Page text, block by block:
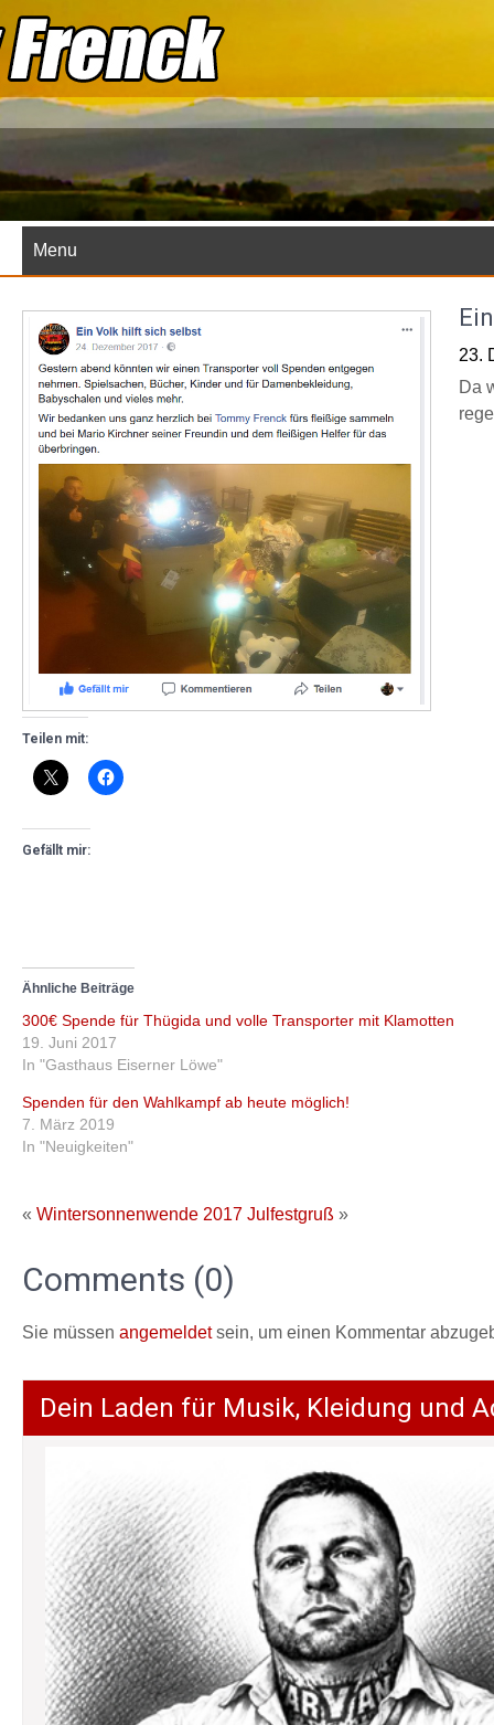
Skip
to
content
Menu
23.
Da
Teilen mit:
Gefällt mir:
Ähnliche Beiträge
300€ Spende für Thügida und volle Transporter mit Klamotten
19. Juni 2017
In "Gasthaus Eiserner Löwe"
Spenden für den Wahlkampf ab heute möglich!
7. März 2019
In "Neuigkeiten"
« Wintersonnenwende 2017 Julfestgruß »
Comments (0)
Sie müssen angemeldetsein, um einen Kommentar
Dein Laden für Musik, Kleidung und